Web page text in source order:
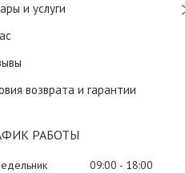
и услуги
возврата и гарантии
РАБОТЫ
09:00
18:00